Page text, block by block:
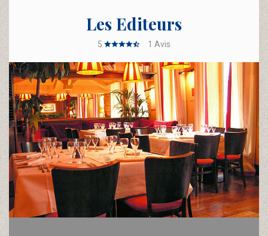
Les Editeurs
5 1 Avis